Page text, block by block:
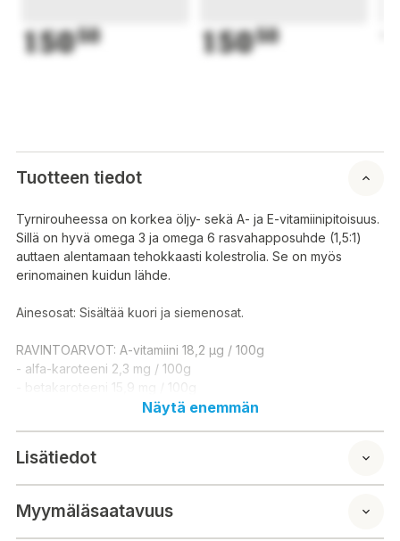
15050 15050
Tuotteen tiedot
Tyrnirouheessa on korkea öljy- sekä A- ja E-vitamiinipitoisuus.
Sillä on hyvä omega 3 ja omega 6 rasvahapposuhde (1,5:1)
auttaen alentamaan tehokkaasti kolestrolia. Se on myös
erinomainen kuidun lähde.
Ainesosat: Sisältää kuori ja siemenosat.
RAVINTOARVOT: A-vitamiini 18,2 μg / 100g
- alfa-karoteeni 2,3 mg / 100g
- betakaroteeni 15,9 mg / 100g
C-vitamiini 126,9 mg / 100 g
Kalium 5,99g / kg
Kalsium 0,64 g / kg
Magnesium 0,71 g / kg
Mangaani 10,0 mg / kg
Näytä enemmän
Lisätiedot
Myymäläsaatavuus